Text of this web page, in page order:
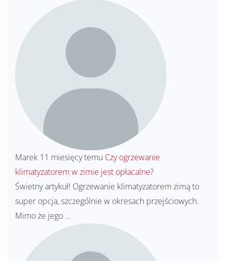
Marek 11 miesięcy temu Czy ogrzewanie
klimatyzatorem w zimie jest opłacalne?
Świetny artykuł! Ogrzewanie klimatyzatorem zimą to
super opcja, szczególnie w okresach przejściowych.
Mimo że jego ...